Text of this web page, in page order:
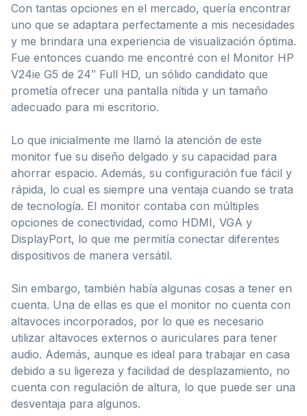
Con tantas opciones en el mercado, quería encontrar
uno que se adaptara perfectamente a mis necesidades
y me brindara una experiencia de visualización óptima.
Fue entonces cuando me encontré con el Monitor HP
V24ie G5 de 24″ Full HD, un sólido candidato que
prometía ofrecer una pantalla nítida y un tamaño
adecuado para mi escritorio.
Lo que inicialmente me llamó la atención de este
monitor fue su diseño delgado y su capacidad para
ahorrar espacio. Además, su configuración fue fácil y
rápida, lo cual es siempre una ventaja cuando se trata
de tecnología. El monitor contaba con múltiples
opciones de conectividad, como HDMI, VGA y
DisplayPort, lo que me permitía conectar diferentes
dispositivos de manera versátil.
Sin embargo, también había algunas cosas a tener en
cuenta. Una de ellas es que el monitor no cuenta con
altavoces incorporados, por lo que es necesario
utilizar altavoces externos o auriculares para tener
audio. Además, aunque es ideal para trabajar en casa
debido a su ligereza y facilidad de desplazamiento, no
cuenta con regulación de altura, lo que puede ser una
desventaja para algunos.